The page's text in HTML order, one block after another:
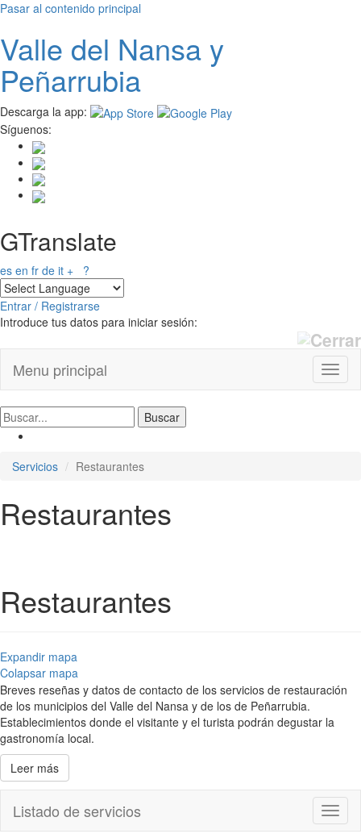
Pasar al contenido principal
Valle del Nansay
Peñarrubia
Descarga la app:
Síguenos:
GTranslate
es en fr de it + ?
Entrar / Registrarse
Introduce tus datos para iniciar sesión:
Menu principal
Servicios Restaurantes
Restaurantes
Restaurantes
Expandir mapa
Colapsar mapa
Breves reseñas y datos de contacto de los servicios de restauración
de los municipios del Valle del Nansa y de los de Peñarrubia.
Establecimientos donde el visitante y el turista podrán degustar la
gastronomía local.
Leer más
Listado de servicios